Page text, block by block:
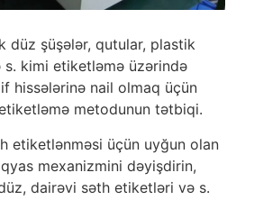
düz şüşələr, qutular, plastik
kimi etiketləmə üzərində
hissələrinə nail olmaq üçün
metodunun tətbiqi.
etiketlənməsi üçün uyğun olan
mexanizmini dəyişdirin,
dairəvi səth etiketləri və s.